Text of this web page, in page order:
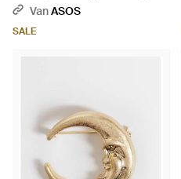
Hanger - Wit
VanASOS
SALE